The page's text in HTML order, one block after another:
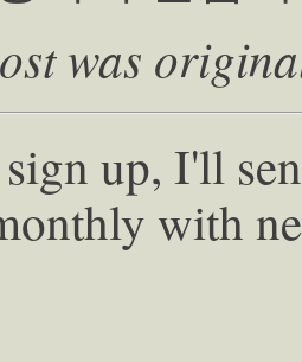
was
up, I'll
with